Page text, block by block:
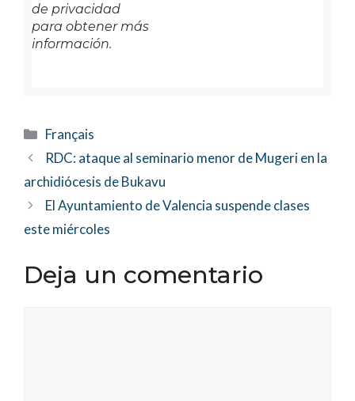
de privacidad
para obtener más
información.
Categorías
Français
RDC: ataque al seminario menor de Mugeri en la
archidiócesis de Bukavu
El Ayuntamiento de Valencia suspende clases
este miércoles
Deja un comentario